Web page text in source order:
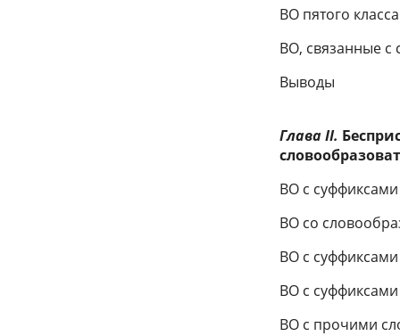
ВО пятого
ВО, связанные с
Выводы
Глава II.
ВО с
ВО со
ВО с
ВО с
ВО с прочими